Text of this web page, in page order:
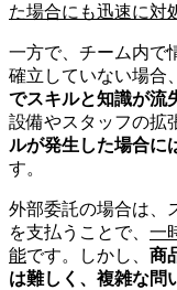
た場合にも迅速に対
一方で、チーム内で
確立していない場合
でスキルと知識が流
設備やスタッフの拡
ルが発生した場合に
す。
外部委託の場合は、
を支払うことで、 一
能です。しかし、 商
は難しく、複雑な問